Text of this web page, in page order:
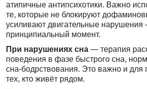
атипичные антипсихотики. Важно
те, которые не блокируют
усиливают двигательные нарушения
принципиальный момент.
При нарушениях сна — терапия
поведения в фазе быстрого сна,
сна-бодрствования. Это важно и для
тех, кто живёт рядом.